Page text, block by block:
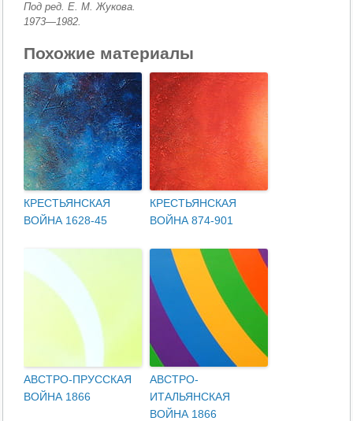
Под ред. Е. М. Жукова.
1973—1982.
Похожие материалы
КРЕСТЬЯНСКАЯ
ВОЙНА 1628-45
КРЕСТЬЯНСКАЯ
ВОЙНА 874-901
АВСТРО-ПРУССКАЯ
ВОЙНА 1866
АВСТРО-
ИТАЛЬЯНСКАЯ
ВОЙНА 1866